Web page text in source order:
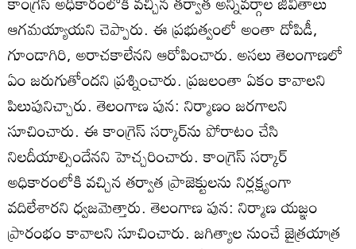
ఆగమయ్యాయని చెప్పారు. ఈ ప్రభుత్వంలో అంతా దోపిడీ,
గూండాగిరి, అరాచకాలేనని ఆరోపించారు. అసలు తెలంగాణలో
ఏం జరుగుతోందని ప్రశ్నించారు. ప్రజలంతా ఏకం కావాలని
పిలుపునిచ్చారు. తెలంగాణ పున: నిర్మాణం జరగాలని
సూచించారు. ఈ కాంగ్రెస్ సర్కార్‌ను పోరాటం చేసి
నిలదీయాల్సిందేనని హెచ్చరించారు. కాంగ్రెస్ సర్కార్‌
అధికారంలోకి వచ్చిన తర్వాత ప్రాజెక్టులను నిర్లక్ష్యంగా
వదిలేశారని ధ్వజమెత్తారు. తెలంగాణ పున: నిర్మాణ యజ్ఞం
ప్రారంభం కావాలని సూచించారు. జగిత్యాల నుంచే జైత్రయాత్ర